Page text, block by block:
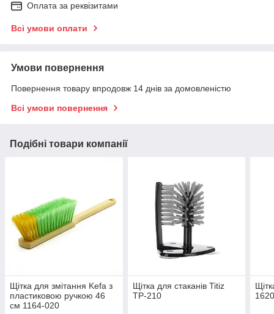
Оплата за реквізитами
Всі умови оплати
Умови повернення
Повернення товару впродовж 14 днів за домовленістю
Всі умови повернення
Подібні товари компанії
Щітка для змітання Kefa з
пластиковою ручкою 46
см 1164-020
Щітка для стаканів Titiz
TP-210